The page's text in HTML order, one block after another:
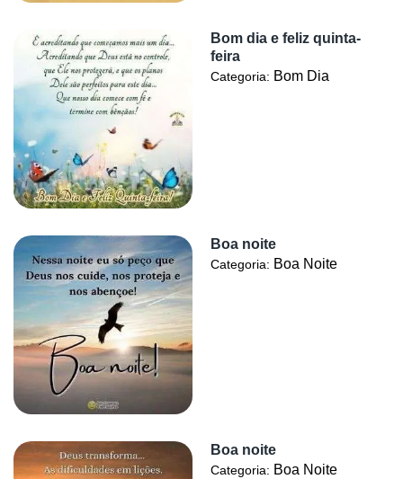
Bom dia e feliz quinta-
feira
Categoria: Bom Dia
Boa noite
Categoria: Boa Noite
Boa noite
Categoria: Boa Noite